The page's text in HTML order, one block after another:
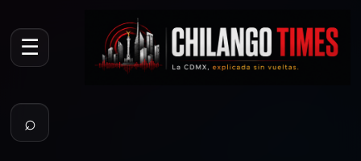
☰
⌕